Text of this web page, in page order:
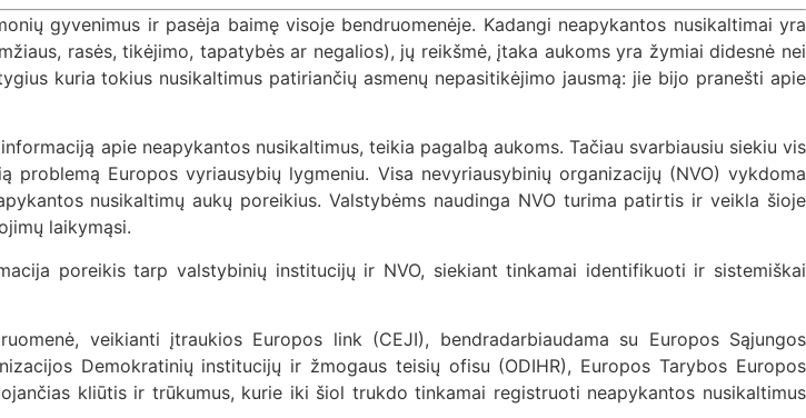
gyvenimus ir pasėja baimę visoje bendruomenėje. Kadangi neapykantos nusikaltimai yra
rasės, tikėjimo, tapatybės ar negalios), jų reikšmė, įtaka aukoms yra žymiai didesnė nei
kuria tokius nusikaltimus patiriančių asmenų nepasitikėjimo jausmą: jie bijo pranešti apie
apie neapykantos nusikaltimus, teikia pagalbą aukoms. Tačiau svarbiausiu siekiu vis
Europos vyriausybių lygmeniu. Visa nevyriausybinių organizacijų (NVO) vykdoma
nusikaltimų aukų poreikius. Valstybėms naudinga NVO turima patirtis ir veikla šioje
laikymąsi.
poreikis tarp valstybinių institucijų ir NVO, siekiant tinkamai identifikuoti ir sistemiškai
veikianti įtraukios Europos link (CEJI), bendradarbiaudama su Europos Sąjungos
Demokratinių institucijų ir žmogaus teisių ofisu (ODIHR), Europos Tarybos Europos
kliūtis ir trūkumus, kurie iki šiol trukdo tinkamai registruoti neapykantos nusikaltimus